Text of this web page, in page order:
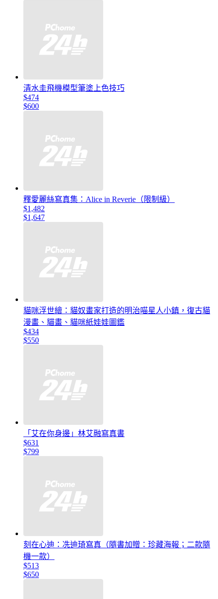
清水圭飛機模型筆塗上色技巧
$474
$600
釋愛麗絲寫真集：Alice in Reverie（限制級）
$1,482
$1,647
貓咪浮世繪：貓奴畫家打造的明治喵星人小鎮，復古貓
漫畫、貓畫、貓咪紙娃娃圖鑑
$434
$550
「艾在你身邊」林艾融寫真書
$631
$799
刻在心迪：冼迪琦寫真（隨書加贈：珍藏海報；二款隨
機一款）
$513
$650